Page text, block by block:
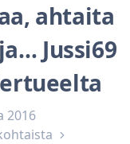
ahtaita
Jussi69
2016